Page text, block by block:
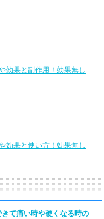
効果と副作用！効果無し
効果と使い方！効果無し
て痛い時や硬くなる時の